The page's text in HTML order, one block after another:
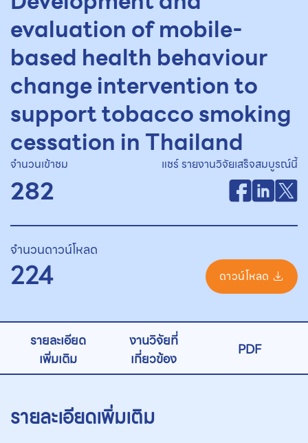
evaluation of mobile-
based health behaviour
change intervention to
support tobacco smoking
cessation in Thailand
จำนวนเข้าชม
282
แชร์ รายงานวิจัยเสร็จสมบูรณ์นี้
จำนวนดาวน์โหลด
224 ดาวน์โหลด
รายละเอียด
เพิ่มเติม
งานวิจัยที่
เกี่ยวข้อง
PDF
รายละเอียดเพิ่มเติม